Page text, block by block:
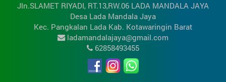
Jln.SLAMET RIYADI, RT.13,RW.06 LADA MANDALA JAYA
Desa Lada Mandala Jaya
Kec. Pangkalan Lada Kab. Kotawaringin Barat
ladamandalajaya@gmail.com
62858493455